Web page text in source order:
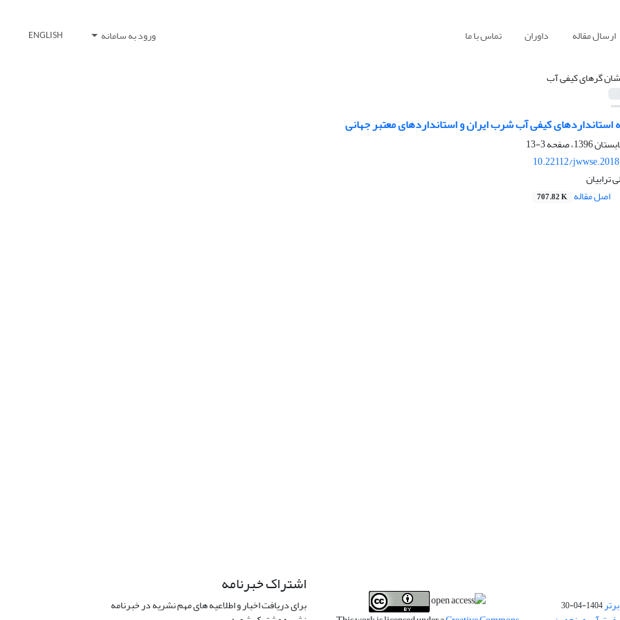
ارسال مقاله داوران تماس با ما ورود به سامانه ENGLISH
گرهای کیفی آب
کیفی آب شرب ایران و استانداردهای معتبر جهانی
3-13
10.22112/
اصل مقاله 707.82 K
1404-04-30
اشتراک خبرنامه
برای دریافت اخبار و اطلاعیه های مهم نشریه در خبرنامه